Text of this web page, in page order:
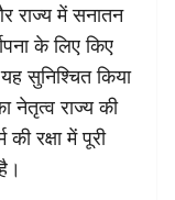
राज्य में सनातन
के लिए किए
सुनिश्चित किया
नेतृत्व राज्य की
रक्षा में पूरी